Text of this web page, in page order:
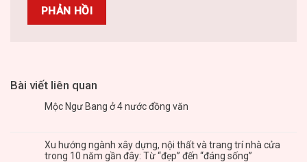
Bài viết liên quan
Mộc Ngư Bang ở 4 nước đồng văn
Xu hướng ngành xây dựng, nội thất và trang trí nhà cửa
trong 10 năm gần đây: Từ “đẹp” đến “đáng sống”